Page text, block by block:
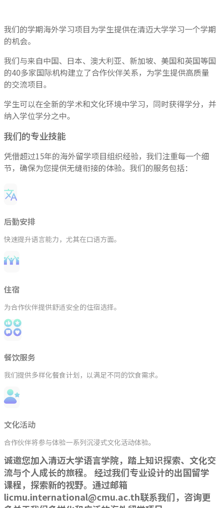
我们的学期海外学习项目为学生提供在清迈大学学习一个学期
的机会。
我们与来自中国、日本、澳大利亚、新加坡、美国和英国等国
的40多家国际机构建立了合作伙伴关系，为学生提供高质量
的交流项目。
学生可以在全新的学术和文化环境中学习，同时获得学分，并
纳入学位学分之中。
我们的专业技能
凭借超过15年的海外留学项目组织经验，我们注重每一个细
节，确保为您提供无缝衔接的体验。我们的服务包括：
后勤安排
快速提升语言能力，尤其在口语方面。
住宿
为合作伙伴提供舒适安全的住宿选择。
餐饮服务
我们提供多样化餐食计划，以满足不同的饮食需求。
文化活动
合作伙伴将参与体验一系列沉浸式文化活动体验。
诚邀您加入清迈大学语言学院，踏上知识探索、文化交
流与个人成长的旅程。 经过我们专业设计的出国留学
课程，探索新的视野。通过邮箱
licmu.international@cmu.ac.th联系我们，咨询更